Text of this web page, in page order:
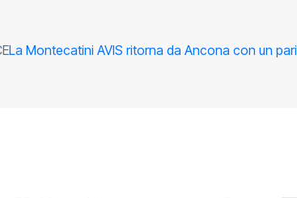
La Montecatini AVIS ritorna da Ancona con un